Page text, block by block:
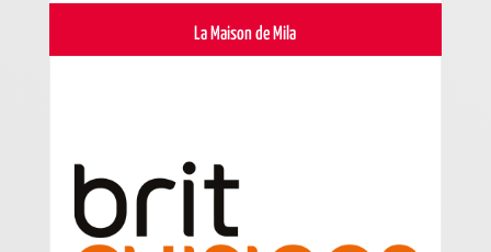
La Maison de Mila